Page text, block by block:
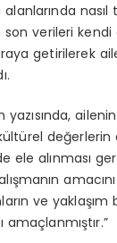
nasıl
son verileri
getirilerek
yazısında,
değerlerin
alınması
ve yaklaşım